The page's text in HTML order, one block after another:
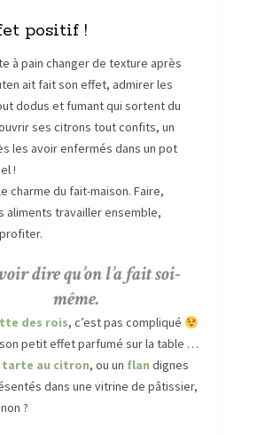
positif !
à pain changer de texture après
ait fait son effet, admirer les
dodus et fumant qui sortent du
ses citrons tout confits, un
les avoir enfermés dans un pot
!
charme du fait-maison. Faire,
aliments travailler ensemble,
dire qu’on l’a fait soi-
même.
des rois, c’est pas compliqué
petit effet parfumé sur la table …
tarte au citron, ou un flan dignes
dans une vitrine de pâtissier,
?